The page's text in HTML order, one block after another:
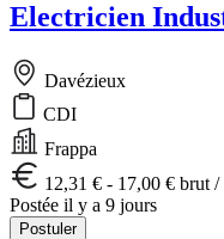
Electricien
Davézieux
CDI
Frappa
12,31 € - 17,00 € brut /
Postée il y a 9 jours
Postuler